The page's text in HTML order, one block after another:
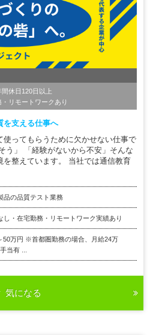
間休日120日以上
リモートワークあり
を支える仕事へ
ってもらうために欠かせない仕事で
う」 「経験がないから不安」そんな
整えています。 当社では通信教育
品の品質テスト業務
し・在宅勤務・リモートワーク実績あり
50万円 ※首都圏勤務の場合、月給24万
当有 ...
気になる